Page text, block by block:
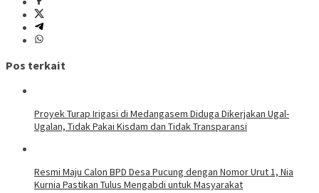
Pos terkait
Proyek Turap Irigasi di Medangasem Diduga Dikerjakan Ugal-
Ugalan, Tidak Pakai Kisdam dan Tidak Transparansi
Resmi Maju Calon BPD Desa Pucung dengan Nomor Urut 1, Nia
Kurnia Pastikan Tulus Mengabdi untuk Masyarakat